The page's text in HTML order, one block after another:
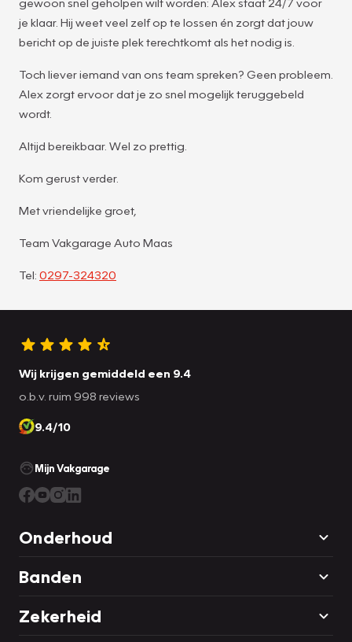
je klaar. Hij weet veel zelf op te lossen én zorgt dat jouw
bericht op de juiste plek terechtkomt als het nodig is.
Toch liever iemand van ons team spreken? Geen probleem.
Alex zorgt ervoor dat je zo snel mogelijk teruggebeld
wordt.
Altijd bereikbaar. Wel zo prettig.
Kom gerust verder.
Met vriendelijke groet,
Team Vakgarage Auto Maas
Tel: 0297-324320
Wij krijgen gemiddeld een 9.4
o.b.v. ruim 998 reviews
9.4/10
Mijn Vakgarage
Onderhoud
Banden
Zekerheid